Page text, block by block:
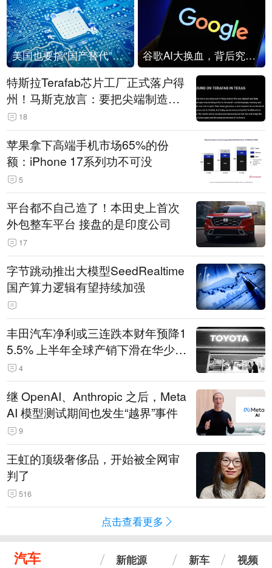
美国也要搞“国产替代”？先算清三笔账 谷歌AI大换血，背后究竟发生了什么？
特斯拉Terafab芯片工厂正式落户得
州！马斯克放言：要把尖端制造带
回美国
18
苹果拿下高端手机市场65%的份
额：iPhone 17系列功不可没
5
平台都不自己造了！本田史上首次
外包整车平台 接盘的是印度公司
17
字节跳动推出大模型SeedRealtime
国产算力逻辑有望持续加强
丰田汽车净利或三连跌本财年预降1
5.5% 上半年全球产销下滑在华少卖
14.3万辆
4
继 OpenAI、Anthropic 之后，Meta
AI 模型测试期间也发生“越界”事件
9
王虹的顶级奢侈品，开始被全网审
判了
516
点击查看更多
汽车 新能源 新车 视频